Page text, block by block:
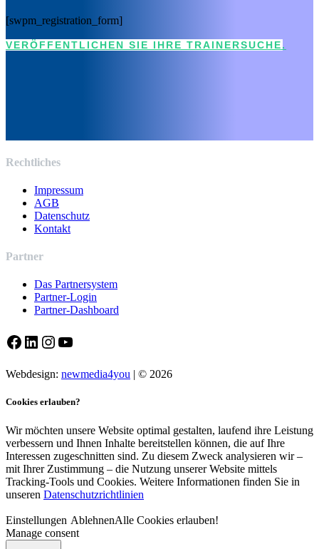
[swpm_registration_form]
VERÖFFENTLICHEN SIE IHRE TRAINERSUCHE.
Rechtliches
Impressum
AGB
Datenschutz
Kontakt
Partner
Das Partnersystem
Partner-Login
Partner-Dashboard
Facebook
LinkedIn
Instagram
YouTube
Webdesign: newmedia4you | © 2026
Cookies erlauben?
Wir möchten unsere Website optimal gestalten, laufend ihre Leistung
verbessern und Ihnen Inhalte bereitstellen können, die auf Ihre
Interessen zugeschnitten sind. Zu diesem Zweck analysieren wir –
mit Ihrer Zustimmung – die Nutzung unserer Website mittels
Tracking-Tools und Cookies. Weitere Informationen finden Sie in
unseren Datenschutzrichtlinien
Einstellungen AblehnenAlle Cookies erlauben!
Manage consent